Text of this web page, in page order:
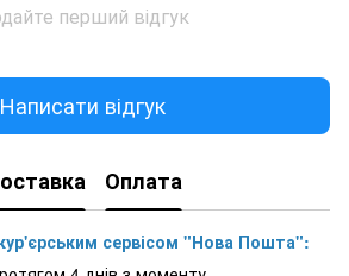
перший відгук
Написати відгук
Оплата
сервісом "Нова Пошта":